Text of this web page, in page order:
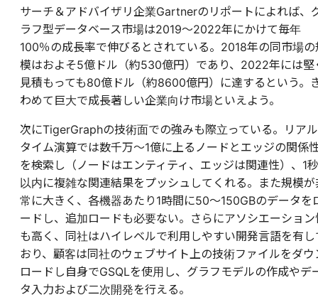
サーチ＆アドバイザリ企業Gartnerのリポートによれば、
ラフ型データベース市場は2019～2022年にかけて毎年
100％の成長率で伸びるとされている。2018年の同市場の
模はおよそ5億ドル（約530億円）であり、2022年には堅
見積もっても80億ドル（約8600億円）に達するという。
わめて巨大で成長著しい企業向け市場といえよう。
次にTigerGraphの技術面での強みも際立っている。リアル
タイム演算では数千万～1億に上るノードとエッジの関係
を検索し（ノードはエンティティ、エッジは関連性）、1秒
以内に複雑な関連結果をプッシュしてくれる。また規模が
常に大きく、各機器あたり1時間に50～150GBのデータを
ードし、追加ロードも必要ない。さらにアソシエーション
も高く、同社はハイレベルで利用しやすい開発言語を有し
おり、顧客は同社のウェブサイト上の技術ファイルをダウ
ロードし自身でGSQLを使用し、グラフモデルの作成やデ
タ入力および二次開発を行える。